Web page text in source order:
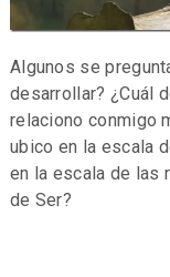
Algunos se
desarrollar? ¿Cuál
relaciono conmigo
ubico en la escala
en la escala de las
de Ser?